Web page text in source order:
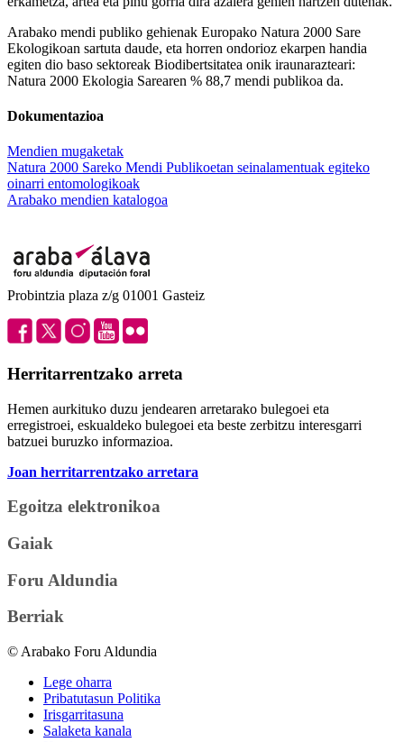
Arabako mendi publiko gehienak Europako Natura 2000 Sare
Ekologikoan sartuta daude, eta horren ondorioz ekarpen handia
egiten dio baso sektoreak Biodibertsitatea onik iraunarazteari:
Natura 2000 Ekologia Sarearen % 88,7 mendi publikoa da.
Dokumentazioa
Mendien mugaketak
Natura 2000 Sareko Mendi Publikoetan seinalamentuak egiteko
oinarri entomologikoak
Arabako mendien katalogoa
Probintzia plaza z/g 01001 Gasteiz
Herritarrentzako arreta
Hemen aurkituko duzu jendearen arretarako bulegoei eta
erregistroei, eskualdeko bulegoei eta beste zerbitzu interesgarri
batzuei buruzko informazioa.
Joan herritarrentzako arretara
Egoitza elektronikoa
Gaiak
Foru Aldundia
Berriak
© Arabako Foru Aldundia
Lege oharra
Pribatutasun Politika
Irisgarritasuna
Salaketa kanala